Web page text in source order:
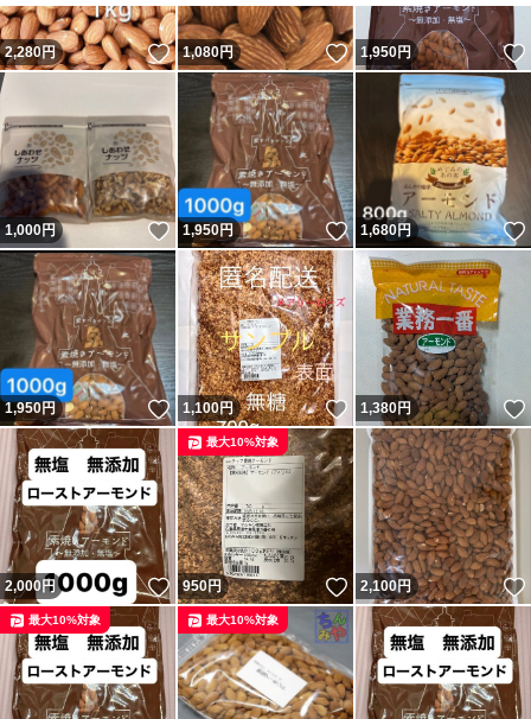
2,280円 いいね！
1,080円 いいね！
1,950円
1,000円 いいね！
1,950円 いいね！
1,680円
1,950円 いいね！
1,100円 いいね！
1,380円
2,000 円 いいね！
950円 いいね！
最大10%対象
2,100円
最大10%対象 最大10%対象